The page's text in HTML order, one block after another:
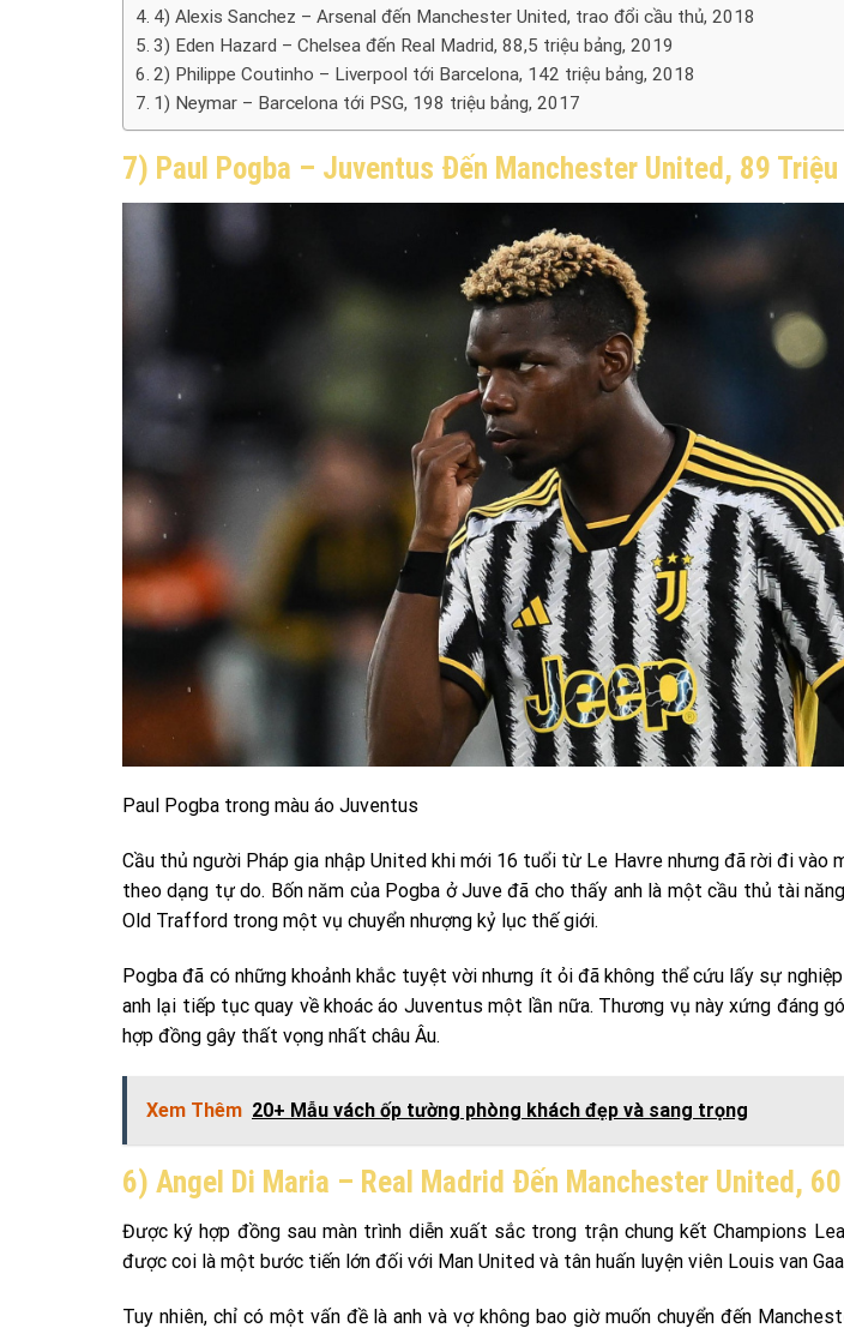
4) Alexis Sanchez – Arsenal đến Manchester United, trao đổi cầu thủ, 2018
3) Eden Hazard – Chelsea đến Real Madrid, 88,5 triệu bảng, 2019
2) Philippe Coutinho – Liverpool tới Barcelona, ​​142 triệu bảng, 2018
1) Neymar – Barcelona tới PSG, 198 triệu bảng, 2017
7) Paul Pogba – Juventus Đến Manchester United, 89
Paul Pogba trong màu áo Juventus
Cầu thủ người Pháp gia nhập United khi mới 16 tuổi từ Le Havre nhưng đã rời đi vào
theo dạng tự do. Bốn năm của Pogba ở Juve đã cho thấy anh là một cầu thủ tài
Old Trafford trong một vụ chuyển nhượng kỷ lục thế giới.
Pogba đã có những khoảnh khắc tuyệt vời nhưng ít ỏi đã không thể cứu lấy sự
anh lại tiếp tục quay về khoác áo Juventus một lần nữa. Thương vụ này xứng đáng
hợp đồng gây thất vọng nhất châu Âu.
Xem Thêm 20+ Mẫu vách ốp tường phòng khách đẹp và sang trọng
6) Angel Di Maria – Real Madrid Đến Manchester United,
Được ký hợp đồng sau màn trình diễn xuất sắc trong trận chung kết Champions
được coi là một bước tiến lớn đối với Man United và tân huấn luyện viên Louis van
Tuy nhiên, chỉ có một vấn đề là anh và vợ không bao giờ muốn chuyển đến